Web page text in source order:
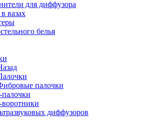
для диффузора
вазах
белья
палочки
диффузоров